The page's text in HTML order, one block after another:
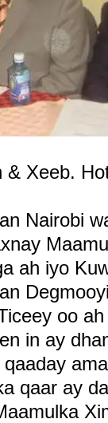
& Xeeb.
Nairobi
ah iyo
oo
in ay
qaar ay